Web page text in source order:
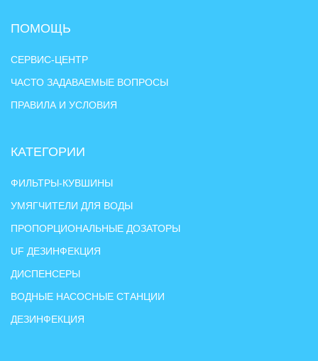
ПОМОЩЬ
СЕРВИС-ЦЕНТР
ЧАСТО ЗАДАВАЕМЫЕ ВОПРОСЫ
ПРАВИЛА И УСЛОВИЯ
КАТЕГОРИИ
ФИЛЬТРЫ-КУВШИНЫ
УМЯГЧИТЕЛИ ДЛЯ ВОДЫ
ПРОПОРЦИОНАЛЬНЫЕ ДОЗАТОРЫ
UF ДЕЗИНФЕКЦИЯ
ДИСПЕНСЕРЫ
ВОДНЫЕ НАСОСНЫЕ СТАНЦИИ
ДЕЗИНФЕКЦИЯ